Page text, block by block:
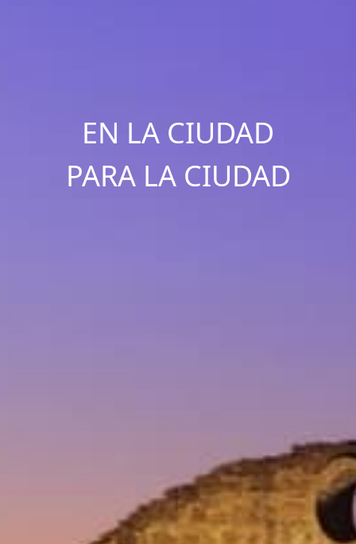
EN LA CIUDAD
PARA LA CIUDAD